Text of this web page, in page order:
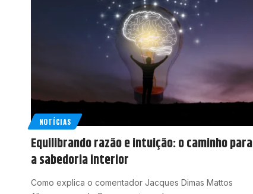
NOTÍCIAS
Equilibrando razão e intuição: o caminho para
a sabedoria interior
Como explica o comentador Jacques Dimas Mattos